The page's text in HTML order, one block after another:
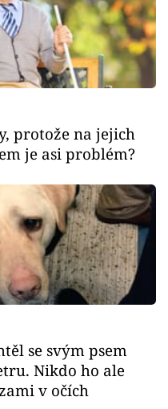
protože na jejich
je asi problém?
se svým psem
Nikdo ho ale
v očích